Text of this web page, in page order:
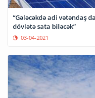
“Gələcəkdə adi vətəndaş
dövlətə sata biləcək”
03-04-2021